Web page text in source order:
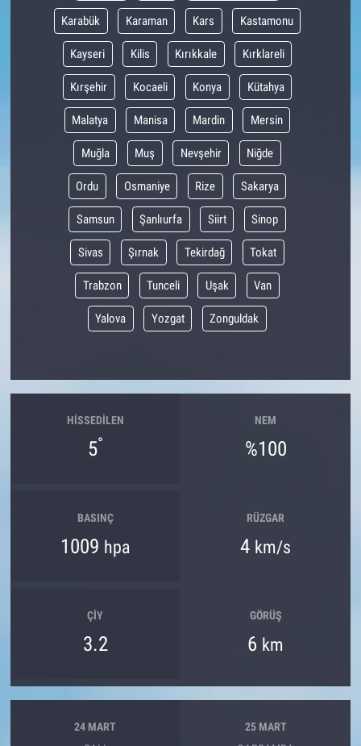
Karabük Karaman Kars Kastamonu
Kayseri Kilis Kırıkkale Kırklareli
Kırşehir Kocaeli Konya Kütahya
Malatya Manisa Mardin Mersin
Muğla Muş Nevşehir Niğde
Ordu Osmaniye Rize Sakarya
Samsun Şanlıurfa Siirt Sinop
Sivas Şırnak Tekirdağ Tokat
Trabzon Tunceli Uşak Van
Yalova Yozgat Zonguldak
HISSEDILEN
5°
NEM
%100
BASINÇ
1009 hpa
RÜZGAR
4 km/s
ÇIY
3.2
GÖRÜŞ
6 km
24 MART 25 MART